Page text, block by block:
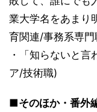
業大学名をあまり
育関連/事務系専門
・「知らないと
ア/技術職)
■そのほか・番外